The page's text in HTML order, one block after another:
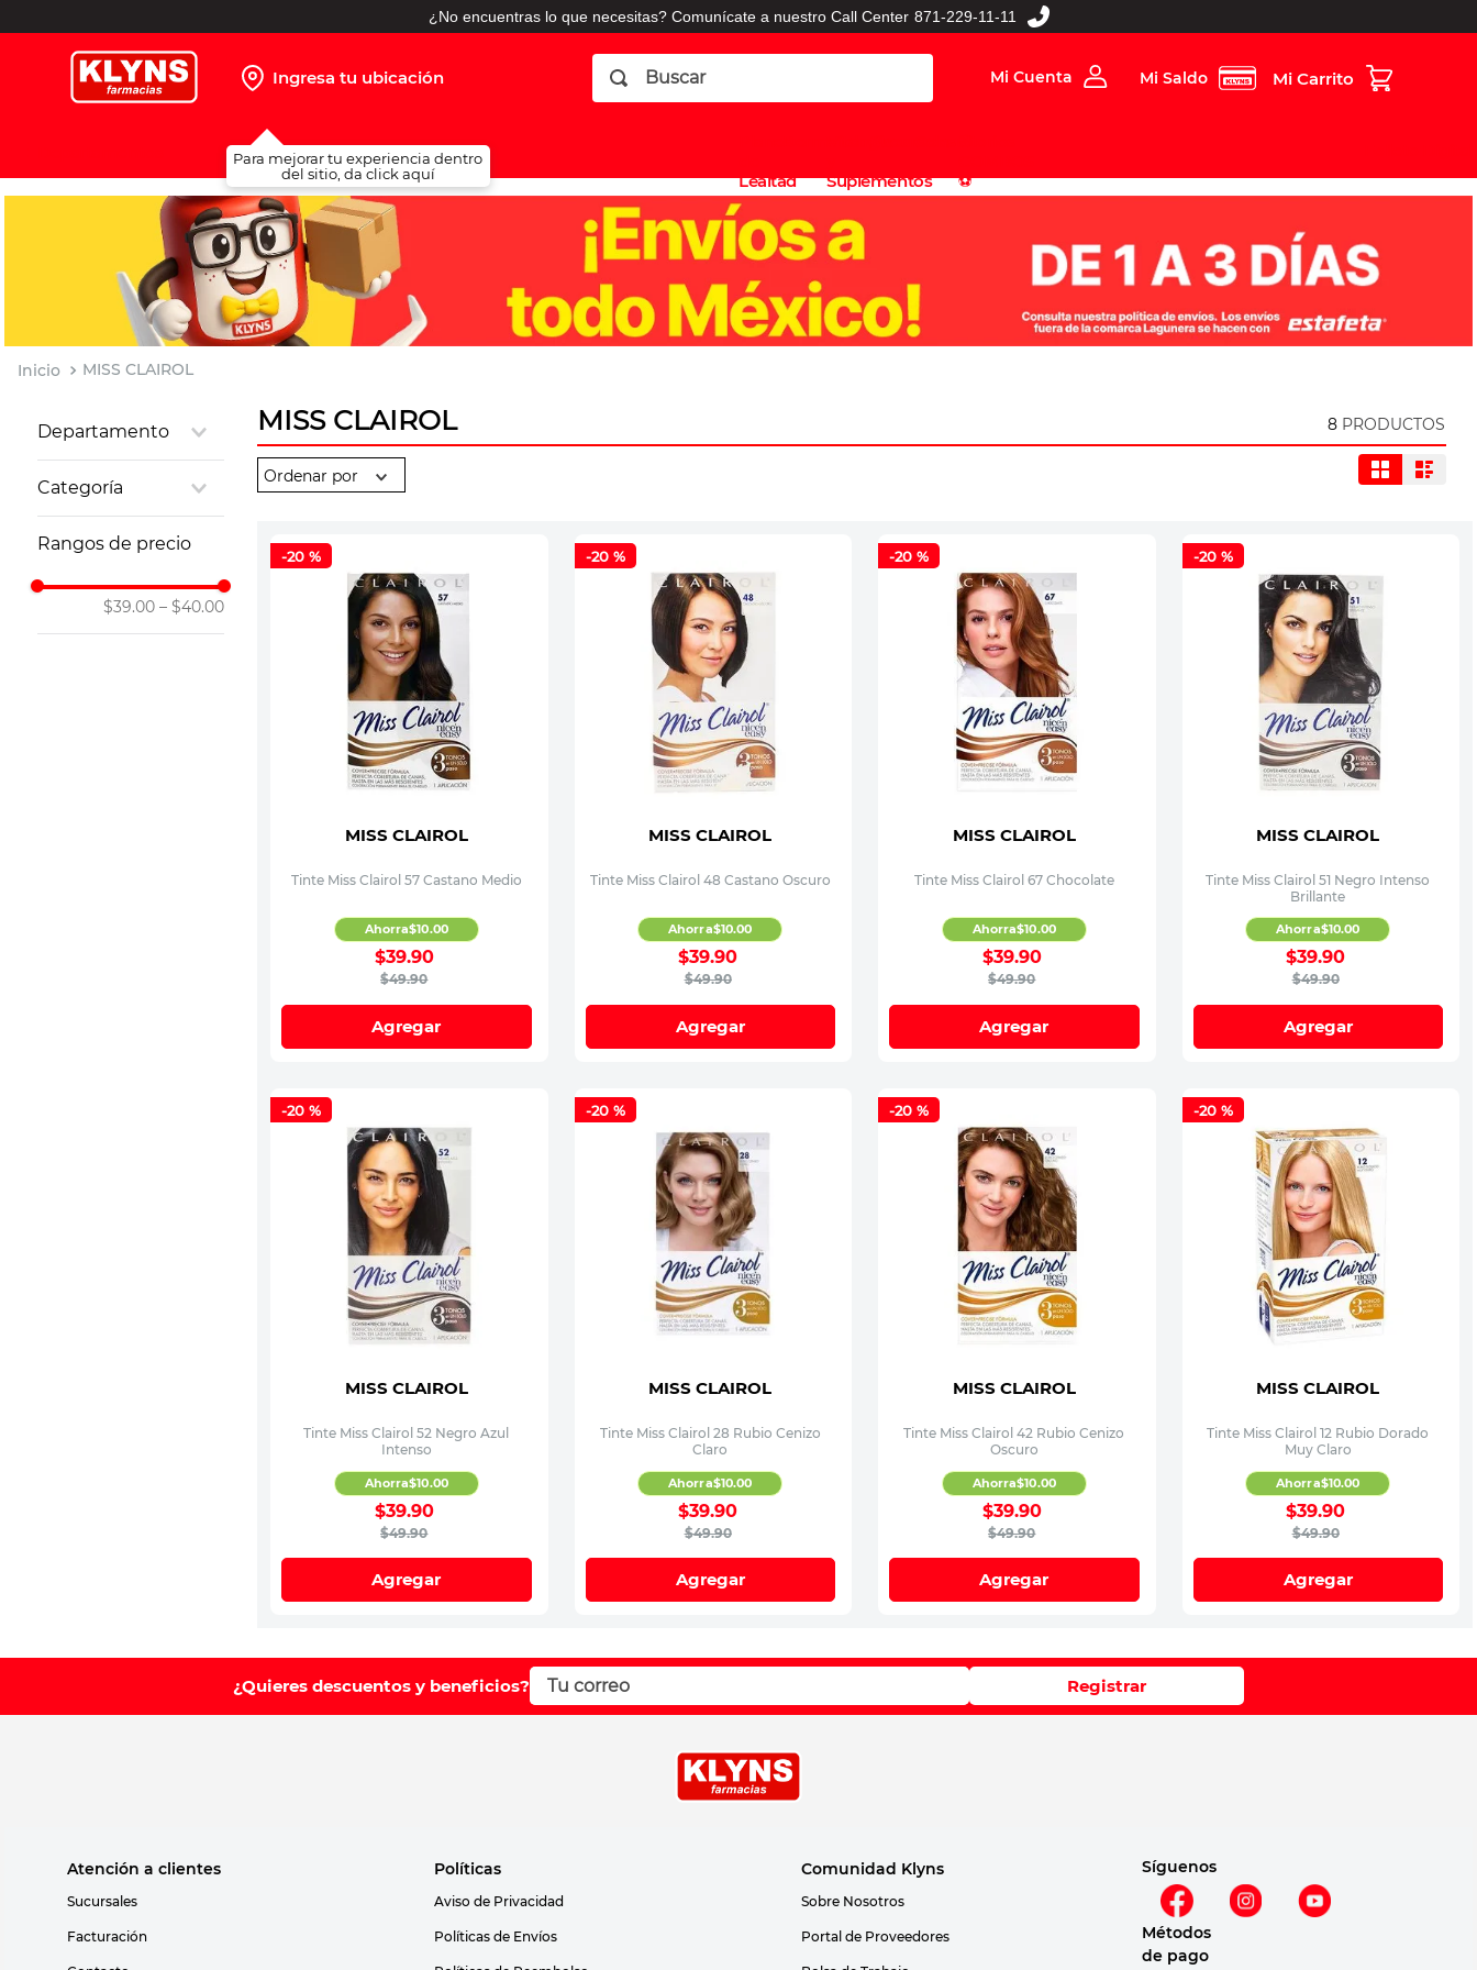
¿No encuentras lo que necesitas? Comunícate a nuestro Call Center 871-229-11-11
Ingresa tu ubicación
Para mejorar tu experiencia dentro
del sitio, da click aquí
Buscar
Mi Cuenta Mi Saldo
Lealtad
Suplementos
⚽️
MISS CLAIROL
Departamento
Categoría
Cabello
Rangos de precio
$39.00 – $40.00
MISS CLAIROL 8 PRODUCTOS
-20 %
MISS CLAIROL
Tinte Miss Clairol 57 Castano Medio
$49.90
$39.90
Ahorra$10.00
Agregar
-20 %
MISS CLAIROL
Tinte Miss Clairol 48 Castano Oscuro
$49.90
$39.90
Ahorra$10.00
Agregar
-20 %
MISS CLAIROL
Tinte Miss Clairol 67 Chocolate
$49.90
$39.90
Ahorra$10.00
Agregar
-20 %
MISS CLAIROL
Tinte Miss Clairol 51 Negro Intenso
Brillante
$49.90
$39.90
Ahorra$10.00
Agregar
-20 %
MISS CLAIROL
Tinte Miss Clairol 52 Negro Azul
Intenso
$49.90
$39.90
Ahorra$10.00
Agregar
-20 %
MISS CLAIROL
Tinte Miss Clairol 28 Rubio Cenizo
Claro
$49.90
$39.90
Ahorra$10.00
Agregar
-20 %
MISS CLAIROL
Tinte Miss Clairol 42 Rubio Cenizo
Oscuro
$49.90
$39.90
Ahorra$10.00
Agregar
-20 %
MISS CLAIROL
Tinte Miss Clairol 12 Rubio Dorado
Muy Claro
$49.90
$39.90
Ahorra$10.00
Agregar
¿Quieres descuentos y beneficios? Registrar
Atención a clientes
Sucursales
Facturación
Políticas
Aviso de Privacidad
Políticas de Envíos
Comunidad Klyns
Sobre Nosotros
Portal de Proveedores
Síguenos
Métodos
de pago
protector solar
misoprostol
shampoo
.
toallitas humedas
8.
pañales huggies
9.
ibuprofeno
10. leche nan